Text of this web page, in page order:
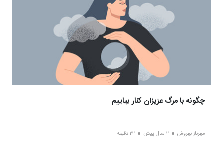
چگونه با مرگ عزیزان کنار بیاییم
مهرناز بهروش 2 سال پیش 22 دقیقه